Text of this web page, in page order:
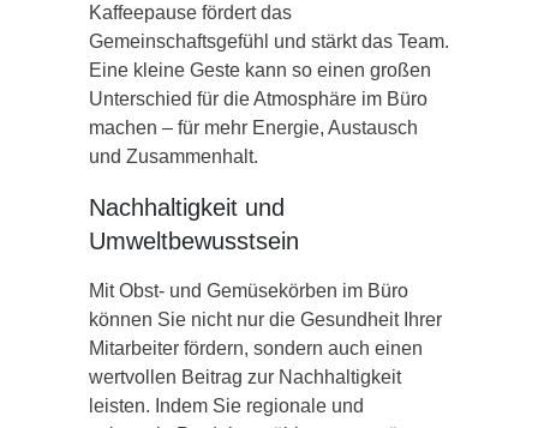
Kaffeepause fördert das
Gemeinschaftsgefühl und stärkt das Team.
Eine kleine Geste kann so einen großen
Unterschied für die Atmosphäre im Büro
machen – für mehr Energie, Austausch
und Zusammenhalt.
Nachhaltigkeit und
Umweltbewusstsein
Mit Obst- und Gemüsekörben im Büro
können Sie nicht nur die Gesundheit Ihrer
Mitarbeiter fördern, sondern auch einen
wertvollen Beitrag zur Nachhaltigkeit
leisten. Indem Sie regionale und